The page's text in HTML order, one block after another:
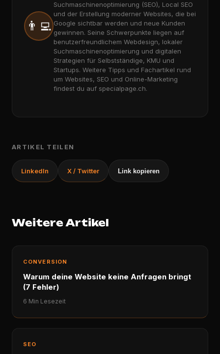
👨‍💻
Suchmaschinenoptimierung (SEO), Local SEO
und der Erstellung moderner Websites, die bei
Google sichtbar werden und neue Kunden
gewinnen. Seine Schwerpunkte liegen auf
benutzerfreundlichem Webdesign, lokaler
Suchmaschinenoptimierung und digitalen
Strategien für Selbstständige, KMU und
Startups. Weitere Tipps und Fachartikel rund
um Websites, SEO und Online-Marketing
findest du auf specialpage.ch.
ARTIKEL TEILEN
LinkedIn X / Twitter Link kopieren
Weitere Artikel
CONVERSION
Warum deine Website keine Anfragen bringt
(7 Fehler)
6 Min Lesezeit
SEO